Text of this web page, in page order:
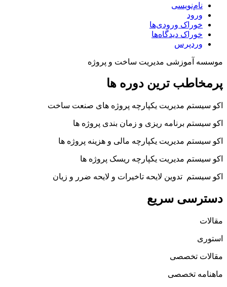
نام‌نویسی
ورود
خوراک ورودی‌ها
خوراک دیدگاه‌ها
وردپرس
موسسه آموزشی مدیریت ساخت و پروژه
پرمخاطب ترین دوره ها
اکو سیستم مدیریت یکپارچه پروژه های صنعت ساخت
اکو سیستم برنامه ریزی و زمان بندی پروژه ها
اکو سیستم مدیریت یکپارچه مالی و هزینه پروژه ها
اکو سیستم مدیریت یکپارچه ریسک پروژه ها
اکو سیستم تدوین لایحه تاخیرات و لایحه ضرر و زیان
دسترسی سریع
مقالات
استوری
مقالات تخصصی
ماهنامه تخصصی